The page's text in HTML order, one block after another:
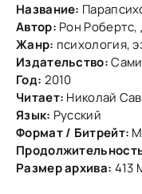
Название:
Автор: Рон Робертс,
Жанр: психология,
Издательство:
Год: 2010
Читает: Николай
Язык: Русский
Формат / Битрейт:
Размер архива: 413